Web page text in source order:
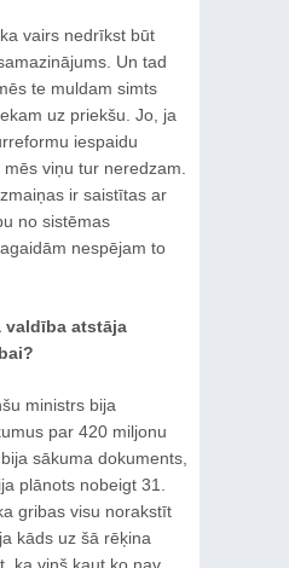
vairs nedrīkst būt
Un tad
te muldam simts
uz priekšu. Jo, ja
iespaidu
viņu tur neredzam.
ir saistītas ar
no sistēmas
nespējam to
valdība atstāja
ministrs bija
par 420 miljonu
sākuma dokuments,
plānots nobeigt 31.
gribas visu norakstīt
kāds uz šā rēķina